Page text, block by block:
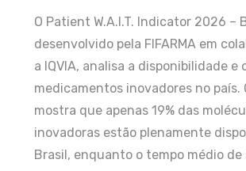
O Patient W.A.I.T. Indicator 2026 –
desenvolvido pela FIFARMA em
a IQVIA, analisa a disponibilidade e
medicamentos inovadores no país.
mostra que apenas 19% das
inovadoras estão plenamente
Brasil, enquanto o tempo médio de